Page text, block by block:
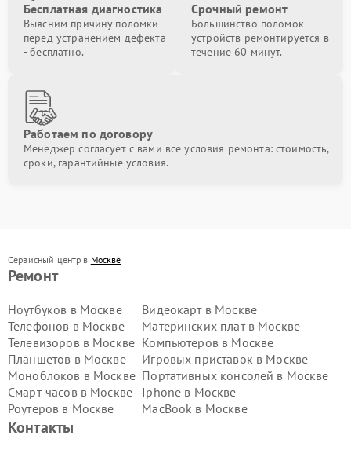
Бесплатная диагностика
Выясним причину поломки
перед устранением дефекта
- бесплатно.
Срочный ремонт
Большинство поломок
устройств ремонтируется в
течение 60 минут.
Работаем по договору
Менеджер согласует с вами все условия ремонта: стоимость,
сроки, гарантийные условия.
Сервисный центр в Москве
Ремонт
Ноутбуков в Москве
Телефонов в Москве
Телевизоров в Москве
Планшетов в Москве
Моноблоков в Москве
Смарт-часов в Москве
Роутеров в Москве
Видеокарт в Москве
Материнских плат в Москве
Компьютеров в Москве
Игровых приставок в Москве
Портативных консолей в Москве
Iphone в Москве
MacBook в Москве
Контакты